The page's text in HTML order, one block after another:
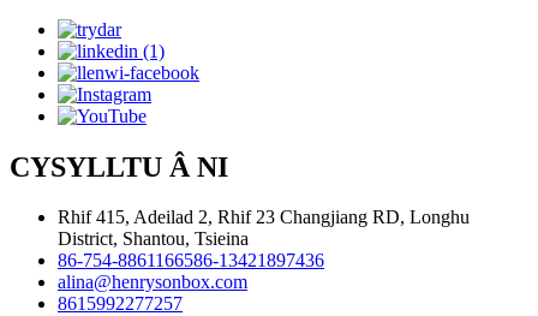
CYSYLLTU Â NI
Rhif 415, Adeilad 2, Rhif 23 Changjiang RD, Longhu
District, Shantou, Tsieina
86-754-8861166586-13421897436
alina@henrysonbox.com
8615992277257